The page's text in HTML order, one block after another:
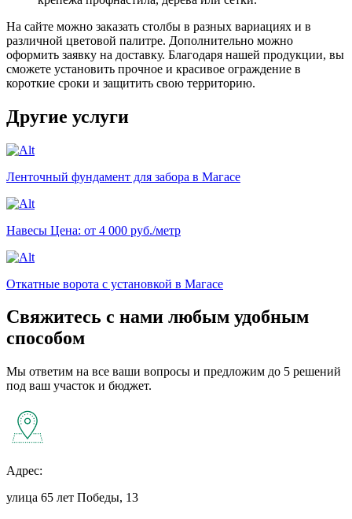
На сайте можно заказать столбы в разных вариациях и в
различной цветовой палитре. Дополнительно можно
оформить заявку на доставку. Благодаря нашей продукции, вы
сможете установить прочное и красивое ограждение в
короткие сроки и защитить свою территорию.
Другие услуги
Ленточный фундамент для забора в Магасе
Навесы Цена: от 4 000 руб./метр
Откатные ворота с установкой в Магасе
Свяжитесь с нами любым удобным
способом
Мы ответим на все ваши вопросы и предложим до 5 решений
под ваш участок и бюджет.
Адрес:
улица 65 лет Победы, 13